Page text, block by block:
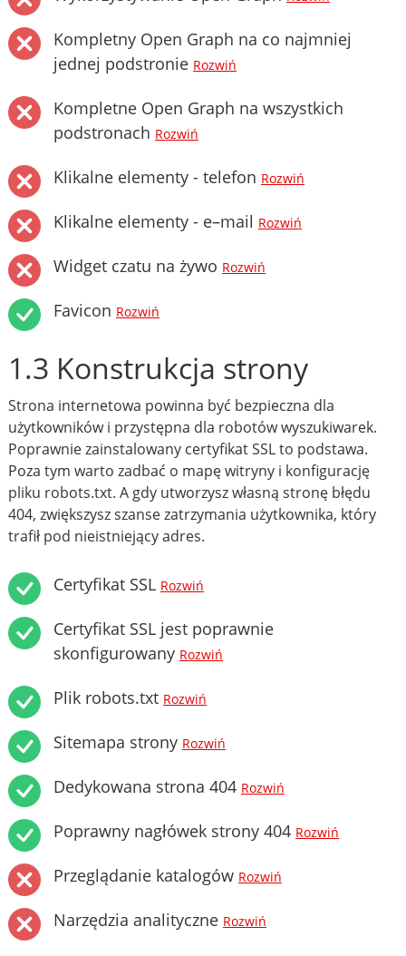
Kompletny Open Graph na co najmniej
jednej podstronie Rozwiń
Kompletne Open Graph na wszystkich
podstronach Rozwiń
Klikalne elementy - telefon Rozwiń
Klikalne elementy - e–mail Rozwiń
Widget czatu na żywo Rozwiń
Favicon Rozwiń
1.3 Konstrukcja strony
Strona internetowa powinna być bezpieczna dla
użytkowników i przystępna dla robotów wyszukiwarek.
Poprawnie zainstalowany certyfikat SSL to podstawa.
Poza tym warto zadbać o mapę witryny i konfigurację
pliku robots.txt. A gdy utworzysz własną stronę błędu
404, zwiększysz szanse zatrzymania użytkownika, który
trafił pod nieistniejący adres.
Certyfikat SSL Rozwiń
Certyfikat SSL jest poprawnie
skonfigurowany Rozwiń
Plik robots.txt Rozwiń
Sitemapa strony Rozwiń
Dedykowana strona 404 Rozwiń
Poprawny nagłówek strony 404 Rozwiń
Przeglądanie katalogów Rozwiń
Narzędzia analityczne Rozwiń